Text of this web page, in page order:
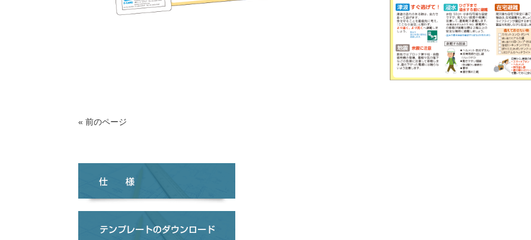
« 前のページ